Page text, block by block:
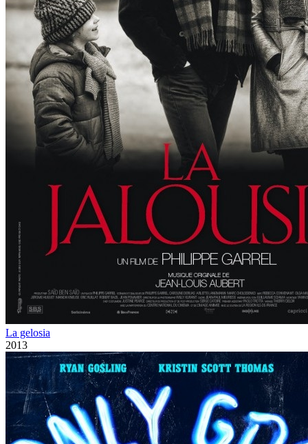
La gelosia
2013